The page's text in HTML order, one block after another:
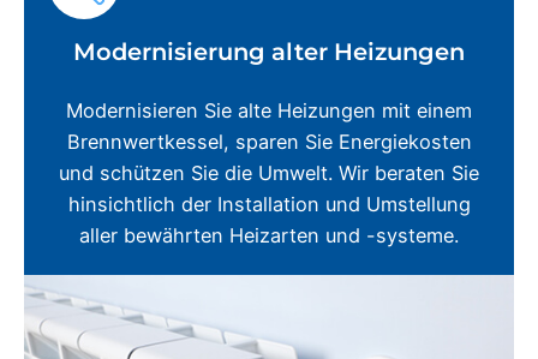
Modernisierung alter Heizungen
Modernisieren Sie alte Heizungen mit einem
Brennwertkessel, sparen Sie Energiekosten
und schützen Sie die Umwelt. Wir beraten Sie
hinsichtlich der Installation und Umstellung
aller bewährten Heizarten und -systeme.